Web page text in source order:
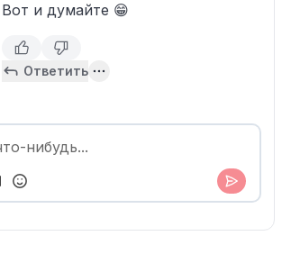
Вот и думайте 😁
Ответить